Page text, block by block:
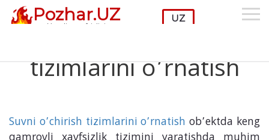
Pozhar.UZ
Yong'in xavfsizligi
Oy: Oktabr 2024
tizimlarini o’rnatish
Suvni o’chirish tizimlarini o’rnatish ob’ektda keng